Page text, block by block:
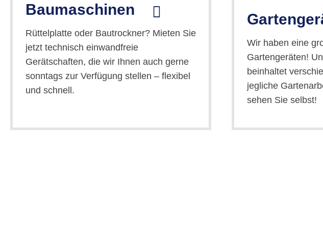
Baumaschinen
Rüttelplatte oder Bautrockner? Mieten Sie
jetzt technisch einwandfreie
Gerätschaften, die wir Ihnen auch gerne
sonntags zur Verfügung stellen – flexibel
und schnell.
Wir haben eine
Gartengeräten!
beinhaltet
jegliche
sehen Sie selbst!